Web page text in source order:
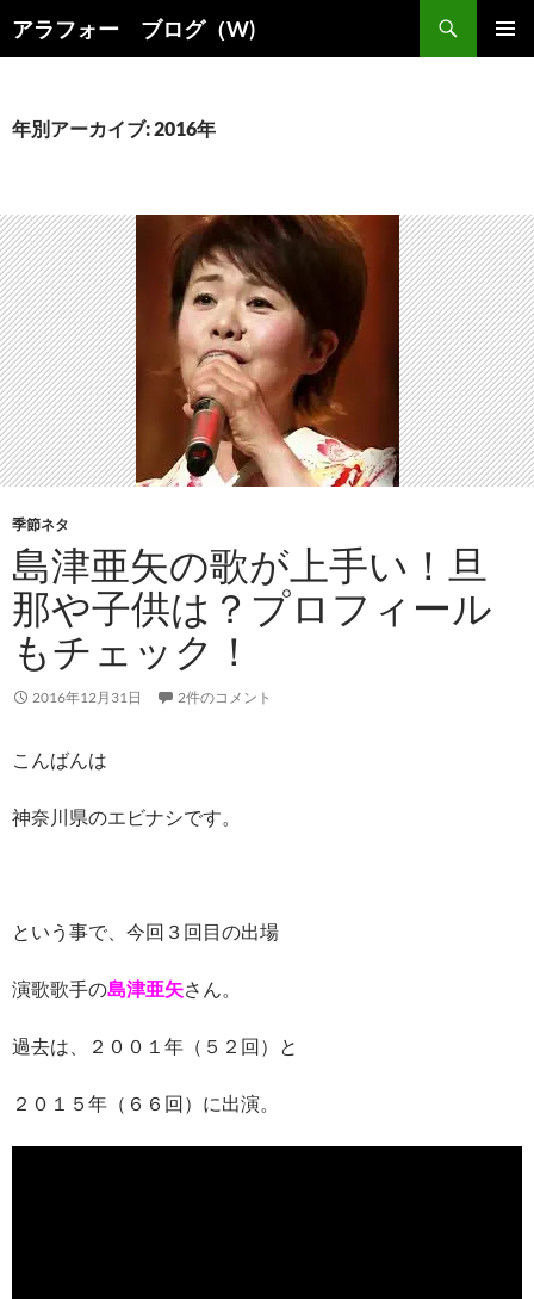
ン
ツ
キ
ッ
プ
アラフォー ブログ（W)
索
年別アーカイブ: 2016年
季節ネタ
島津亜矢の歌が上手い！旦
那や子供は？プロフィール
もチェック！
2016年12月31日 2件のコメント
こんばんは
神奈川県のエビナシです。
という事で、今回３回目の出場
演歌歌手の島津亜矢さん。
過去は、２００１年（５２回）と
２０１５年（６６回）に出演。